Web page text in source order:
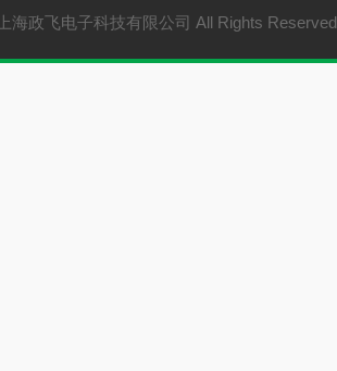
海政飞电子科技有限公司 All Rights